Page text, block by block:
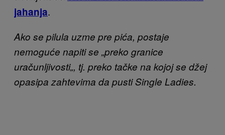
jahanja.
Ako se pilula uzme pre pića, postaje
nemoguće napiti se „preko granice
uračunljivosti„, tj. preko tačke na kojoj se džej
opasipa zahtevima da pusti Single Ladies.